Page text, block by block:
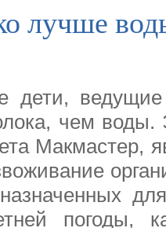
лучше
дети,
чем воды.
Макмастер,
погоды,